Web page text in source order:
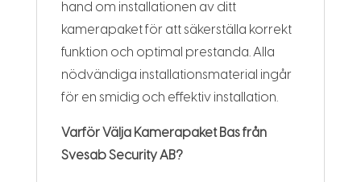
hand om installationen av ditt
kamerapaket för att säkerställa korrekt
funktion och optimal prestanda. Alla
nödvändiga installationsmaterial ingår
för en smidig och effektiv installation.
Varför Välja Kamerapaket Bas från
Svesab Security AB?